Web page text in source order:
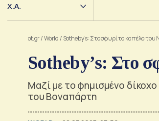
Χ.Α.
ot.gr/World / Sotheby’s: Στο σφυρί το καπέλο του
Sotheby’s: Στο
Μαζί με το φημισμένο
του Βοναπάρτη